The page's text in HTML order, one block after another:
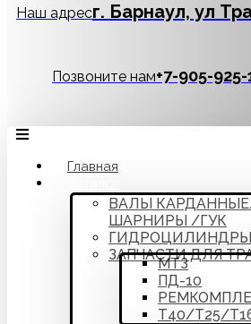
Наш адресг. Барнаул, ул
Позвоните нам‪+7-905-
Главная
ВАЛЫ
ШАРНИРЫ /ГУК
ГИДРОЦИЛИНДРЫ
ЗАПЧАСТИ ДЛЯ
МТЗ
ПД-10
Т40/Т25/